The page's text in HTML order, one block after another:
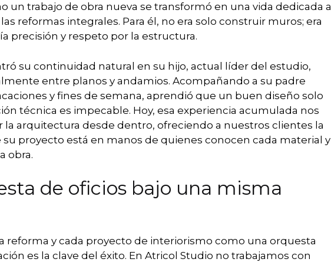
un trabajo de obra nueva se transformó en una vida dedicada a
reformas integrales. Para él, no era solo construir muros; era
precisión y respeto por la estructura.
su continuidad natural en su hijo, actual líder del estudio,
entre planos y andamios. Acompañando a su padre
y fines de semana, aprendió que un buen diseño solo
técnica es impecable. Hoy, esa experiencia acumulada nos
arquitectura desde dentro, ofreciendo a nuestros clientes la
proyecto está en manos de quienes conocen cada material y
obra.
de oficios bajo una misma
reforma y cada proyecto de interiorismo como una orquesta
es la clave del éxito. En Atricol Studio no trabajamos con